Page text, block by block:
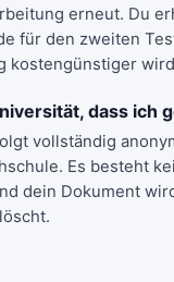
erneut. Du
für den zweiten
kostengünstiger
dass ich
vollständig
Es besteht
dein Dokument